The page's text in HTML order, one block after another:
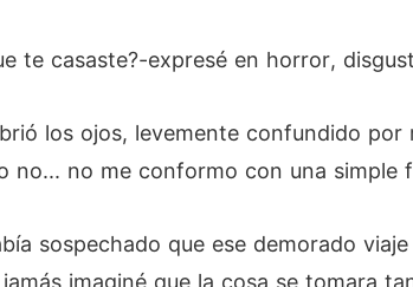
te casaste?-expresé en horror,
los ojos, levemente confundido
no... no me conformo con una simple
sospechado que ese demorado
imaginé que la cosa se tomara